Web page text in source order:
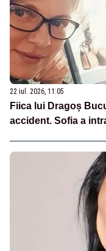
22 iul. 2026, 11:05
Fiica lui Dragoș
accident. Sofia a